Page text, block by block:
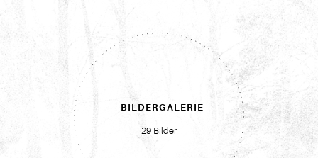
BILDERGALERIE
29 Bilder